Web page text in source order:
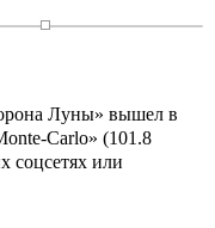
Луны» вышел в
Carlo» (101.8
соцсетях или